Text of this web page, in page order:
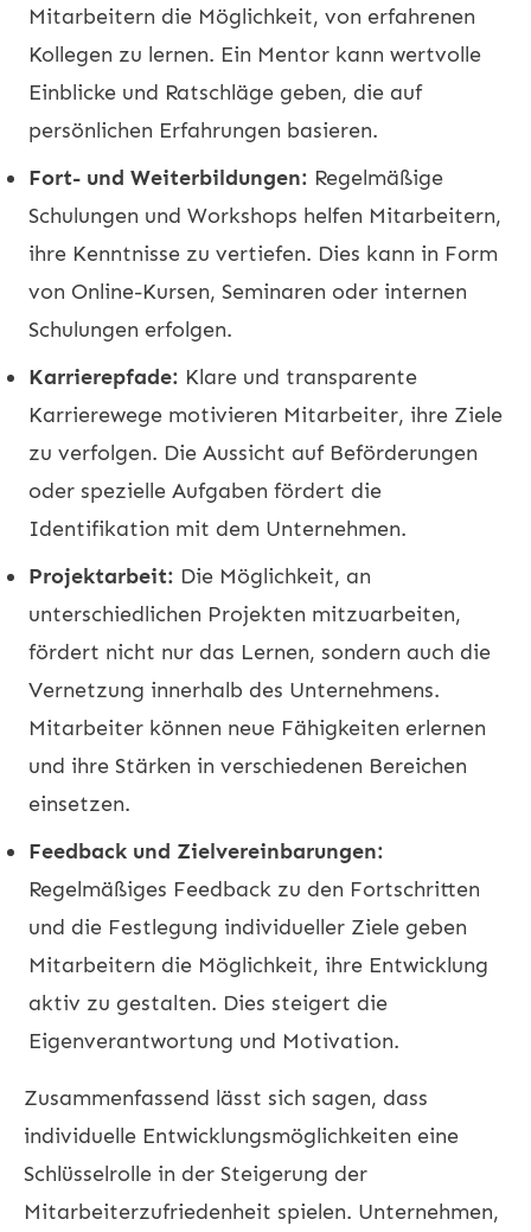
Mitarbeitern die Möglichkeit, von erfahrenen
Kollegen zu lernen. Ein Mentor kann wertvolle
Einblicke und Ratschläge geben, die auf
persönlichen Erfahrungen basieren.
Fort- und Weiterbildungen: Regelmäßige
Schulungen und Workshops helfen Mitarbeitern,
ihre Kenntnisse zu vertiefen. Dies kann in Form
von Online-Kursen, Seminaren oder internen
Schulungen erfolgen.
Karrierepfade: Klare und transparente
Karrierewege motivieren Mitarbeiter, ihre Ziele
zu verfolgen. Die Aussicht auf Beförderungen
oder spezielle Aufgaben fördert die
Identifikation mit dem Unternehmen.
Projektarbeit: Die Möglichkeit, an
unterschiedlichen Projekten mitzuarbeiten,
fördert nicht nur das Lernen, sondern auch die
Vernetzung innerhalb des Unternehmens.
Mitarbeiter können neue Fähigkeiten erlernen
und ihre Stärken in verschiedenen Bereichen
einsetzen.
Feedback und Zielvereinbarungen:
Regelmäßiges Feedback zu den Fortschritten
und die Festlegung individueller Ziele geben
Mitarbeitern die Möglichkeit, ihre Entwicklung
aktiv zu gestalten. Dies steigert die
Eigenverantwortung und Motivation.
Zusammenfassend lässt sich sagen, dass
individuelle Entwicklungsmöglichkeiten eine
Schlüsselrolle in der Steigerung der
Mitarbeiterzufriedenheit spielen. Unternehmen,